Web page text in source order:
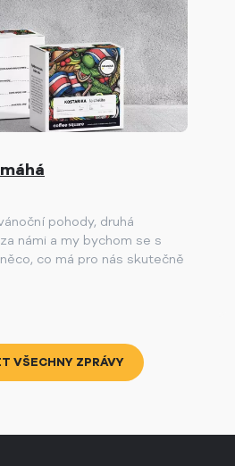
pohody, druhá
námi a my bychom se s
co má pro nás skutečně
VŠECHNY ZPRÁVY